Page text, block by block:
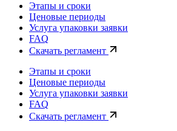
Этапы и сроки
Ценовые периоды
Услуга упаковки заявки
FAQ
Скачать регламент
Этапы и сроки
Ценовые периоды
Услуга упаковки заявки
FAQ
Скачать регламент